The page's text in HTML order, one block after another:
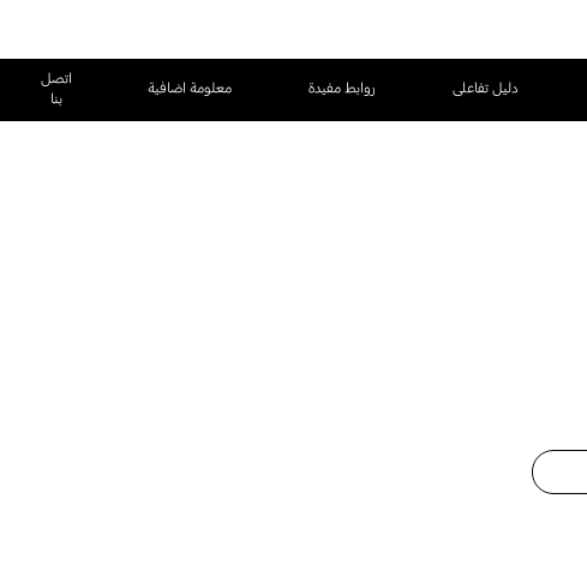
دليل تفاعلى روابط مفيدة معلومة اضافية
اتصل
بنا